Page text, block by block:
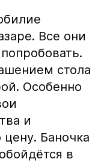
Все они
стола
Особенно
и
Баночка
в